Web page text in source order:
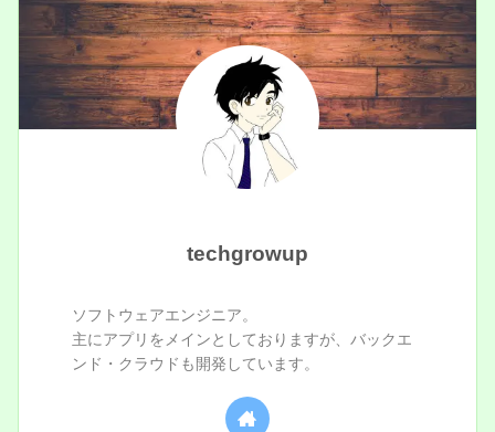
techgrowup
ソフトウェアエンジニア。
主にアプリをメインとしておりますが、バックエ
ンド・クラウドも開発しています。